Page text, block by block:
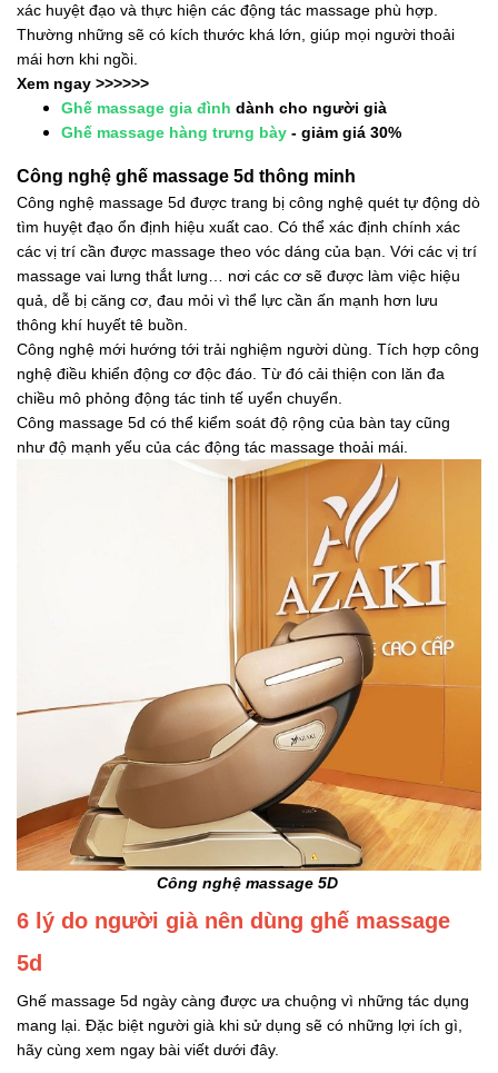
xác huyệt đạo và thực hiện các động tác massage phù hợp.
Thường những sẽ có kích thước khá lớn, giúp mọi người thoải
mái hơn khi ngồi.
Xem ngay >>>>>>
Ghế massage gia đình dành cho người già
Ghế massage hàng trưng bày - giảm giá 30%
Công nghệ ghế massage 5d thông minh
Công nghệ massage 5d được trang bị công nghệ quét tự động dò
tìm huyệt đạo ổn định hiệu xuất cao. Có thể xác định chính xác
các vị trí cần được massage theo vóc dáng của bạn. Với các vị trí
massage vai lưng thắt lưng… nơi các cơ sẽ được làm việc hiệu
quả, dễ bị căng cơ, đau mỏi vì thể lực cần ấn mạnh hơn lưu
thông khí huyết tê buồn.
Công nghệ mới hướng tới trải nghiệm người dùng. Tích hợp công
nghệ điều khiển động cơ độc đáo. Từ đó cải thiện con lăn đa
chiều mô phỏng động tác tinh tế uyển chuyển.
Công massage 5d có thể kiểm soát độ rộng của bàn tay cũng
như độ mạnh yếu của các động tác massage thoải mái.
Công nghệ massage 5D
6 lý do người già nên dùng ghế massage
5d
Ghế massage 5d ngày càng được ưa chuộng vì những tác dụng
mang lại. Đặc biệt người già khi sử dụng sẽ có những lợi ích gì,
hãy cùng xem ngay bài viết dưới đây.